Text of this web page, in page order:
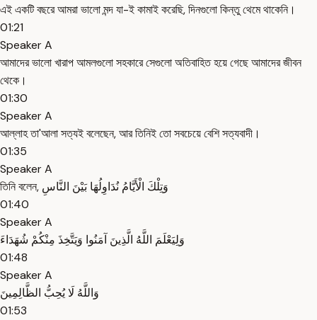
এই একটি বছরে আমরা ভালো মন্দ যা-ই কামাই করেছি, দিনগুলো কিন্তু থেমে থাকেনি।
01:21
Speaker A
আমাদের ভালো খারাপ আমলগুলো সহকারে সেগুলো অতিবাহিত হয়ে গেছে আমাদের জীবন
থেকে।
01:30
Speaker A
আল্লাহ তা'আলা সত্যই বলেছেন, আর তিনিই তো সবচেয়ে বেশি সত্যবাদী।
01:35
Speaker A
তিনি বলেন, وَتِلْكَ الْأَيَّامُ نُدَاوِلُهَا بَيْنَ النَّاسِ
01:40
Speaker A
وَلِيَعْلَمَ اللَّهُ الَّذِينَ آمَنُوا وَيَتَّخِذَ مِنْكُمْ شُهَدَاءَ
01:48
Speaker A
وَاللَّهُ لَا يُحِبُّ الظَّالِمِينَ
01:53